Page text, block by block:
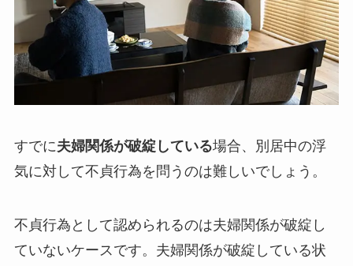
すでに夫婦関係が破綻している場合、別居中の浮
気に対して不貞行為を問うのは難しいでしょう。
不貞行為として認められるのは夫婦関係が破綻し
ていないケースです。夫婦関係が破綻している状